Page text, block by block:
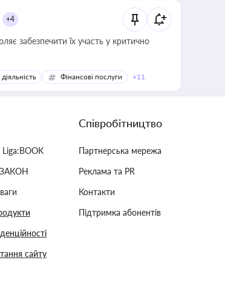
+4
забезпечити їх участь у критично
Фінансові послуги +11
сайту
Співробітництво
Партнерська мережа
Реклама та PR
Контакти
Підтримка абонентів